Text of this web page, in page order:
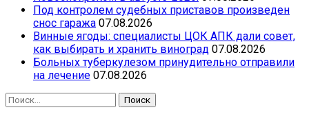
Под контролем судебных приставов произведен
снос гаража 07.08.2026
Винные ягоды: специалисты ЦОК АПК дали совет,
как выбирать и хранить виноград 07.08.2026
Больных туберкулезом принудительно отправили
на лечение 07.08.2026
Найти: